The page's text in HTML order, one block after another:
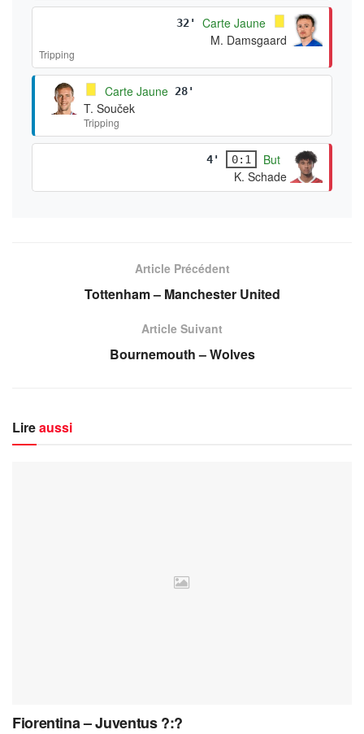
32'
Carte Jaune
M. Damsgaard
Tripping
Carte Jaune 28'
T. Souček
Tripping
4' 0:1
But
K. Schade
Article Précédent
Tottenham – Manchester United
Article Suivant
Bournemouth – Wolves
Lireaussi
Fiorentina – Juventus ?:?